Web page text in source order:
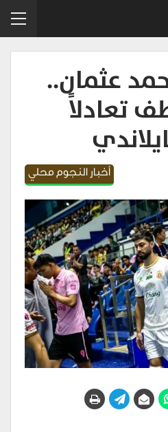
عثمان..
تعادلاً
أخبار النجوم محلي